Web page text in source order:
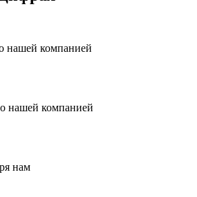
нашей компанией
нашей компанией
нам